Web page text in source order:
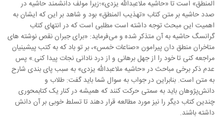
المنطق» است تا«حاشیه ملاعبدالله یزدی»؛زیرا مولف دانشمند حاشیه در
صدد حاشیه بر متن کتاب «تهذیب المنطق» بود و شاهد بر این که ایشان به
اهمیت این مبحث توجه داشته است مطلبی است که در انتهای کتاب
گرانسگ حاشیه به آن متذکر شده و می‌فرماید: «برای جبران نقص نوشته های
متاخران منطق دان پیرامون«صناعات خمس»، بر تو باد که به کتب پیشینیان
مراجعه کنی تا خود را از جهل برهانی و از درد نادانی نجات پیدا کنی.» پس
عدم ذکر برخی مباحث در«حاشیه ملاعبدالله یزدی» به سبب پای بندی شارح
به متن است. بنابراین در جواب به سوال شما باید گفت: طلاب و
دانش‌پژوهان باید به سمتی حرکت کنند که همیشه در کنار یک کتاب­محوری
چندین کتاب دیگر را نیز مورد مطالعه قرار دهند تا تسلط خوبی بر آن دانش
داشته باشند.